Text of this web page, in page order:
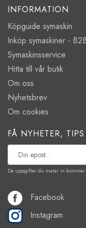
INFORMATION
Köpguide symaskin
Inköp symaskiner -
Symaskinsservice
Hitta till vår butik
Om oss
Nyhetsbrev
Om cookies
FÅ NYHETER,
De uppgifter du matar in kommer
Facebook
Instagram